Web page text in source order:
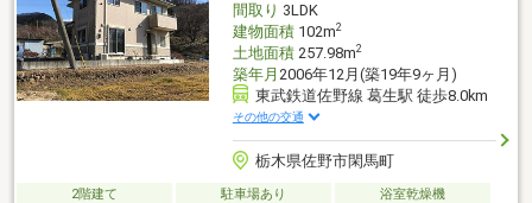
間取り 3LDK
建物面積102m2
土地面積257.98m2
築年月 2006年12月(築19年9ヶ月)
東武鉄道佐野線 葛生駅 徒歩8.0km
その他の交通
栃木県佐野市閑馬町
2階建て 駐車場あり 浴室乾燥機